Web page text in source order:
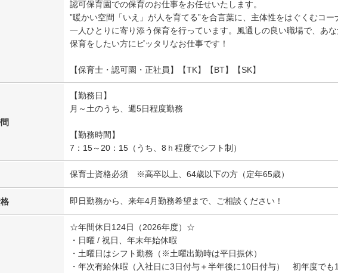
認可保育園での保育のお仕事をお任せいたします。
”暖かい空間「いえ」が人を育てる”を合言葉に、主体性をはぐくむコ
一人ひとりに寄り添う保育を行っています。風通しの良い職場で、あ
保育をしたい方にピッタリなお仕事です！
【保育士・認可園・正社員】【TK】【BT】【SK】
【勤務日】
月～土のうち、週5日程度勤務
【勤務時間】
7：15～20：15（うち、8ｈ程度でシフト制）
保育士資格必須 ※高卒以上、64歳以下の方（定年65歳）
即日勤務から、来年4月勤務希望まで、ご相談ください！
☆年間休日124日（2026年度）☆
・日曜 / 祝日、年末年始休暇
・土曜日はシフト勤務（※土曜出勤時は平日振休）
・年次有給休暇（入社日に3日付与＋半年後に10日付与） 初年度で